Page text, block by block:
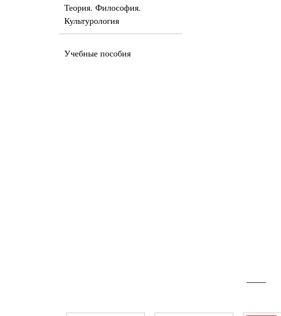
Теория. Философия.
Культурология
Учебные пособия